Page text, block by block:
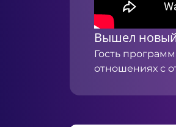
Вышел
Гость
отношениях с